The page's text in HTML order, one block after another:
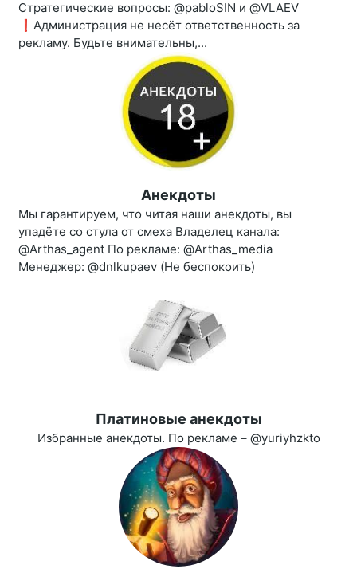
Стратегические вопросы: @pabloSIN и @VLAEV
❗️Администрация не несёт ответственность за
рекламу. Будьте внимательны,...
Анекдоты
Мы гарантируем, что читая наши анекдоты, вы
упадёте со стула от смеха Владелец канала:
@Arthas_agent По рекламе: @Arthas_media
Менеджер: @dnlkupaev (Не беспокоить)
Платиновые анекдоты
Избранные анекдоты. По рекламе – @yuriyhzkto